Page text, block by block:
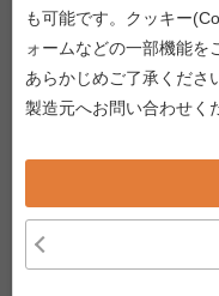
お客様情報に間違い
クしてください。
も可能です。クッキー
ォームなどの一部機能を
あらかじめご了承くださ
製造元へお問い合わせく